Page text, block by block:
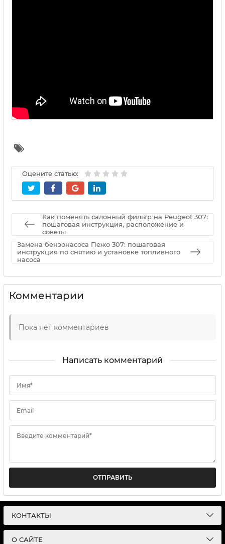
Оцените статью:
Как поменять салонный фильтр на Peugeot 307:
пошаговая инструкция, расположение и
советы
Замена бензонасоса Пежо 307: пошаговая
инструкция по снятию и установке топливного
насоса
Комментарии
Пока нет комментариев
Написать комментарий
Имя*
Email
Введите комментарий*
ОТПРАВИТЬ
КОНТАКТЫ
О САЙТЕ